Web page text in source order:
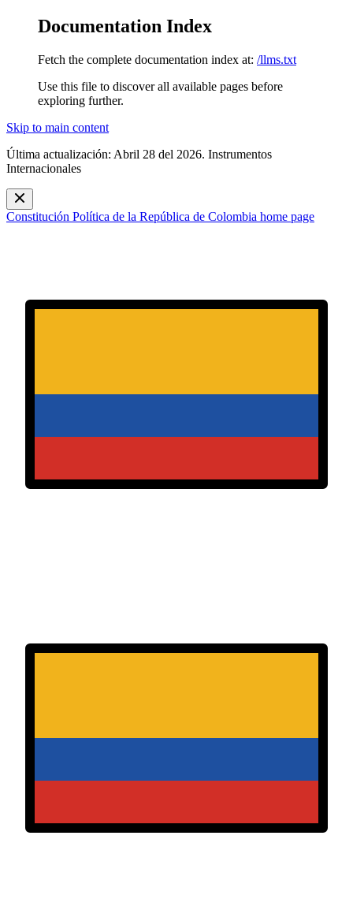
Documentation Index
Fetch the complete documentation index at: /llms.txt
Use this file to discover all available pages before
exploring further.
Skip to main content
Última actualización: Abril 28 del 2026. Instrumentos
Internacionales
Constitución Política de la República de Colombia home page